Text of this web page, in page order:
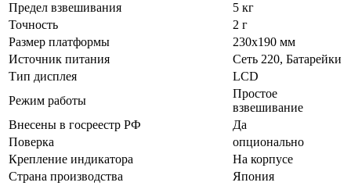
Предел взвешивания
5 кг
Точность
2 г
Размер платформы
230x190 мм
Источник питания
Сеть 220, Батарейки
Тип дисплея
LCD
Режим работы
Простое
взвешивание
Внесены в госреестр РФ
Да
Поверка
опционально
Крепление индикатора
На корпусе
Страна производства
Япония